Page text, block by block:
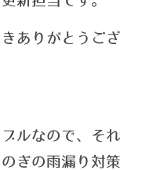
ありがとうござ
ルなので、それ
ぎの雨漏り対策